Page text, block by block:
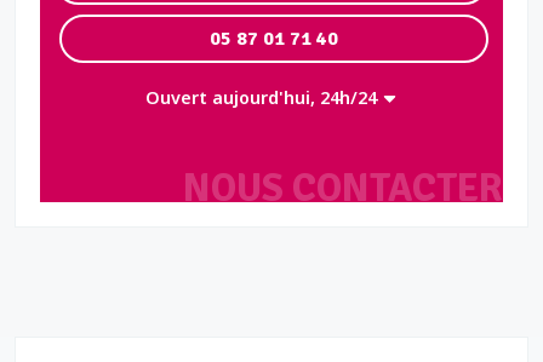
NOUS CONTACTER
05 87 01 71 40
Ouvert aujourd'hui, 24h/24